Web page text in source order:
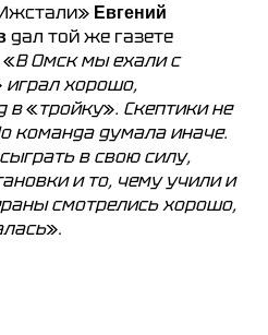
Евгений
дал той же газете
«В Омск мы ехали с
играл хорошо,
в«тройку». Скептики не
команда думала иначе.
в свою силу,
и то, чему учили и
смотрелись хорошо,
».
данных